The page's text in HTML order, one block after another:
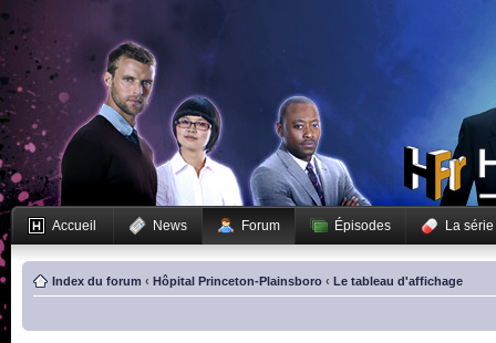
Accueil News Forum Épisodes La série
Index du forum ‹ Hôpital Princeton-Plainsboro ‹ Le tableau d'affichage